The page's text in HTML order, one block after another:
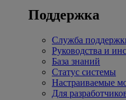
Поддержка
Служба
Руководства и
База знаний
Статус системы
Настраиваемые
Для